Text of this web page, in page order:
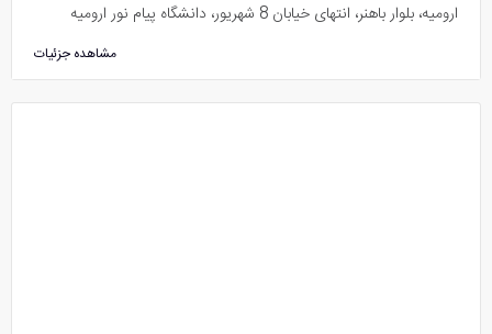
ارومیه، بلوار باهنر، انتهای خیابان 8 شهریور، دانشگاه پیام نور ارومیه
مشاهده جزئیات